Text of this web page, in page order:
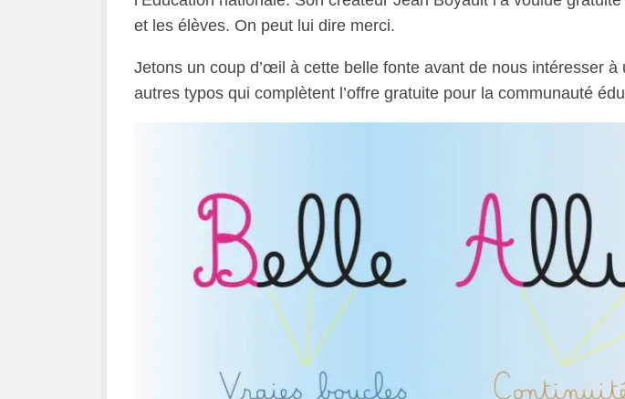
et les élèves. On peut lui dire merci.
Jetons un coup d’œil à cette belle fonte avant de nous intéresser à
autres typos qui complètent l’offre gratuite pour la communauté